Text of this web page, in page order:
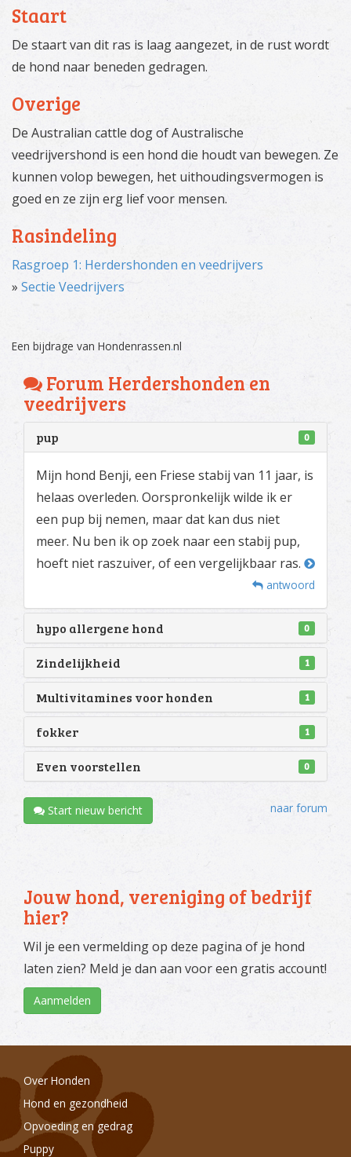
Staart
De staart van dit ras is laag aangezet, in de rust wordt
de hond naar beneden gedragen.
Overige
De Australian cattle dog of Australische
veedrijvershond is een hond die houdt van bewegen. Ze
kunnen volop bewegen, het uithoudingsvermogen is
goed en ze zijn erg lief voor mensen.
Rasindeling
Rasgroep 1: Herdershonden en veedrijvers
» Sectie Veedrijvers
Een bijdrage van Hondenrassen.nl
Forum Herdershonden en
veedrijvers
pup 0
Mijn hond Benji, een Friese stabij van 11 jaar, is
helaas overleden. Oorspronkelijk wilde ik er
een pup bij nemen, maar dat kan dus niet
meer. Nu ben ik op zoek naar een stabij pup,
hoeft niet raszuiver, of een vergelijkbaar ras.
antwoord
hypo allergene hond 0
Zindelijkheid 1
Multivitamines voor honden 1
fokker 1
Even voorstellen 0
Start nieuw bericht naar forum
Jouw hond, vereniging of bedrijf
hier?
Wil je een vermelding op deze pagina of je hond
laten zien? Meld je dan aan voor een gratis account!
Aanmelden
Over Honden
Hond en gezondheid
Opvoeding en gedrag
Puppy